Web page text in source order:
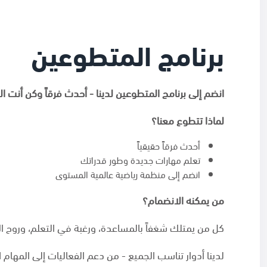
برنامج المتطوعين
انضم إلى برنامج المتطوعين لدينا - أحدث فرقاً وكن أنت
لماذا تتطوع معنا؟
أحدث فرقاً حقيقياً
تعلم مهارات جديدة وطور قدراتك
انضم إلى منظمة رياضية عالمية المستوى
من يمكنه الانضمام؟
كل من يمتلك شغفاً بالمساعدة، ورغبة في التعلم، وروح
لدينا أدوار تناسب الجميع - من دعم الفعاليات إلى المهام